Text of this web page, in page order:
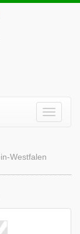
Westfalen